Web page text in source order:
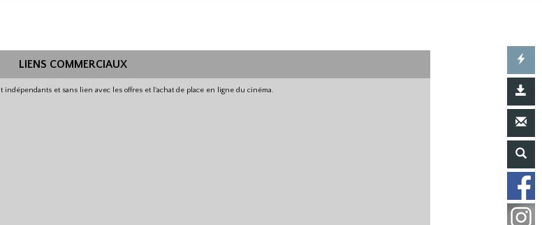
LIENS COMMERCIAUX
indépendants et sans lien avec les offres et l'achat de place en ligne du cinéma.